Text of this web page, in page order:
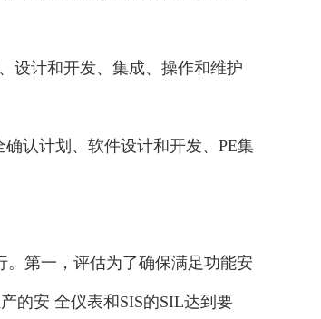
设计和开发、集成、操作和维护
认计划、软件设计和开发、PE集
。第一，评估为了确保满足功能安
的安 全仪表和SIS的SIL达到要